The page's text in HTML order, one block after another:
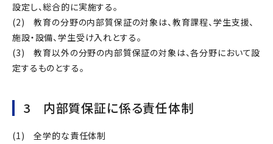
設定し、総合的に実施する。
(2) 教育の分野の内部質保証の対象は、教育課程、学生支援、
施設・設備、学生受け入れとする。
(3) 教育以外の分野の内部質保証の対象は、各分野において設
定するものとする。
3 内部質保証に係る責任体制
(1) 全学的な責任体制